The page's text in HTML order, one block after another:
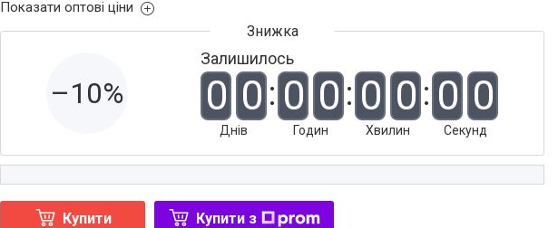
Показати оптові ціни
–10%
Залишилось
0 0
Днів
0 0
Годин
0 0
Хвилин
0 0
Секунд
Купити Купити з